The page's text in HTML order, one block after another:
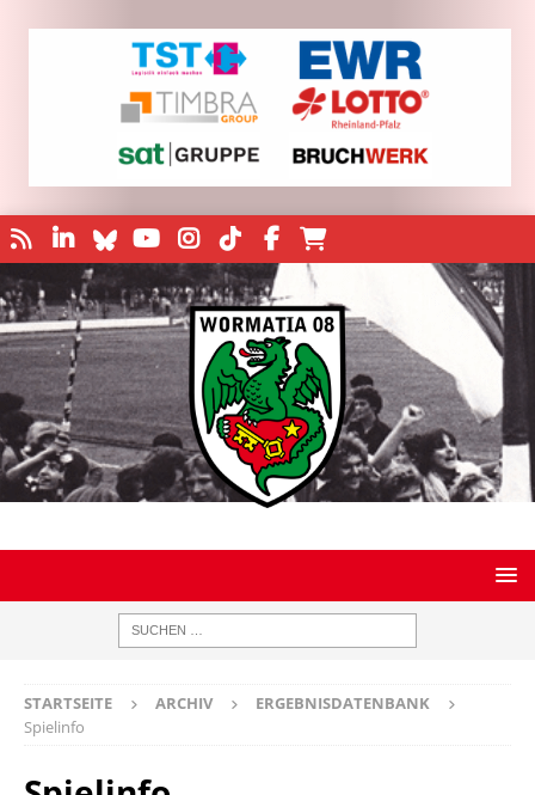
STARTSEITE ARCHIV
ERGEBNISDATENBANK
Spielinfo